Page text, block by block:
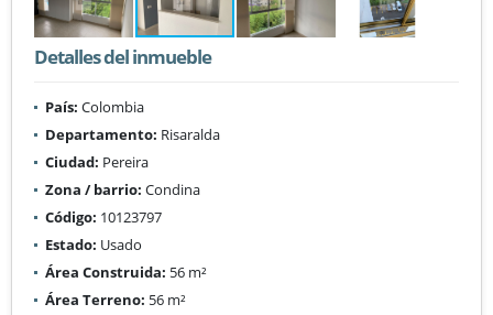
Detalles del inmueble
País: Colombia
Departamento: Risaralda
Ciudad: Pereira
Zona / barrio: Condina
Código: 10123797
Estado: Usado
Área Construida: 56 m²
Área Terreno: 56 m²